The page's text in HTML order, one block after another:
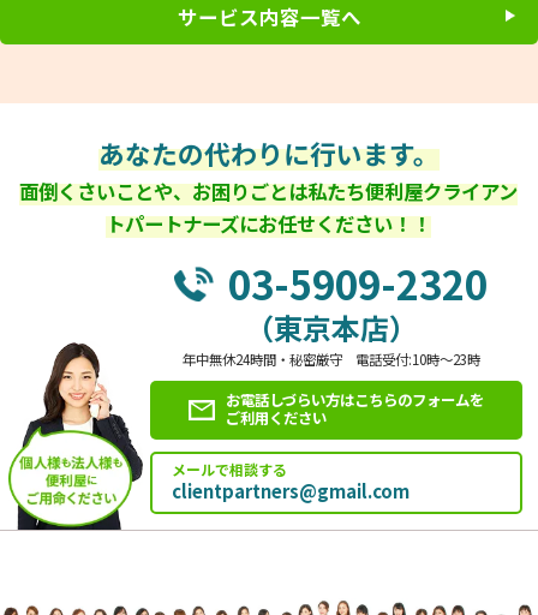
サービス内容一覧へ
あなたの代わりに行います。
面倒くさいことや、お困りごとは私たち便利屋クライアン
トパートナーズにお任せください！！
03-5909-2320
（東京本店）
年中無休24時間・秘密厳守 電話受付:10時～23時
お電話しづらい方はこちらのフォームを
ご利用ください
メールで相談する
clientpartners@gmail.com